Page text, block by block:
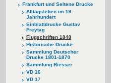
Frankfurt und Seltene Drucke
Alltagsleben im 19.
Jahrhundert
Einblattdrucke Gustav
Freytag
Flugschriften 1848
Historische Drucke
Sammlung Deutscher
Drucke 1801-1870
Sammlung Riesser
VD 16
VD 17